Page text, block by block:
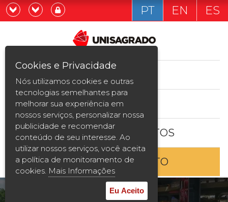
Graduação
Pós-graduação e MBA
Curta Duração
Vestibular
2ª Graduação
Transferência
Já sou estudande
Quero ser estudante
PT EN ES
ESTUDE AQUI
BOLSAS E DESCONTOS
ENTRE EM CONTATO
Cookies e Privacidade
Nós utilizamos cookies e outras
tecnologias semelhantes para
melhorar sua experiência em
nossos serviços, personalizar nossa
publicidade e recomendar
conteúdo de seu interesse. Ao
utilizar nossos serviços, você aceita
a política de monitoramento de
cookies. Mais Informações
Eu Aceito